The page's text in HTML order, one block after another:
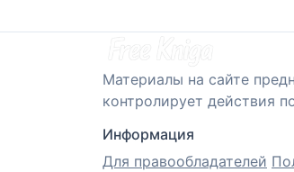
Материалы на сайте
контролирует действия
Информация
Для правообладателей